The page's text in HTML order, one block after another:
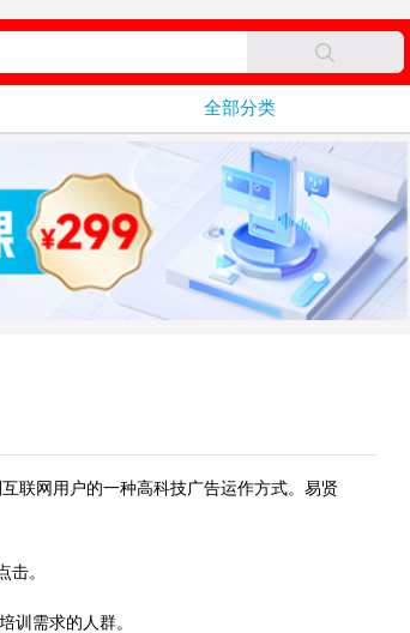
全部分类
联网用户的一种高科技广告运作方式。易贤
。
训需求的人群。